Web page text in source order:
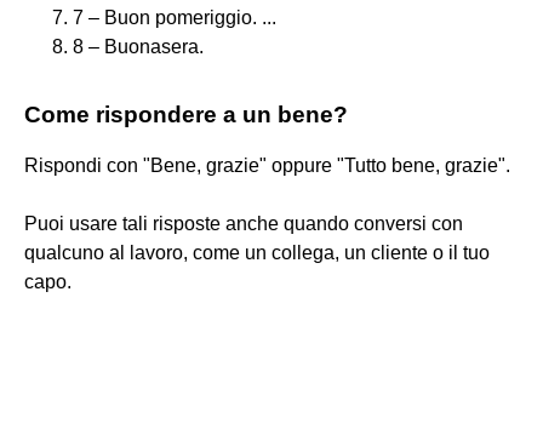
7 – Buon pomeriggio. ...
8 – Buonasera.
Come rispondere a un bene?
Rispondi con "Bene, grazie" oppure "Tutto bene, grazie".
Puoi usare tali risposte anche quando conversi con
qualcuno al lavoro, come un collega, un cliente o il tuo
capo.